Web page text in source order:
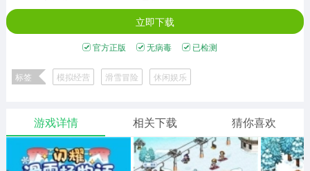
手游辅助
1959款应用
二次元
模拟经营
仙侠手游
485款应用
手赚网赚
446款应用
绝地求生
34款应用
立即下载
官方正版 无病毒 已检测
标签 模拟经营 滑雪冒险
休闲娱乐
游戏详情 相关下载 猜你喜欢